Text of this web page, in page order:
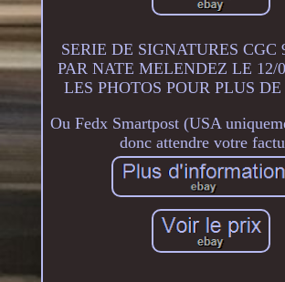
SERIE DE SIGNATURES CGC
PAR NATE MELENDEZ LE 12/
LES PHOTOS POUR PLUS
Ou Fedx Smartpost (USA
donc attendre votre